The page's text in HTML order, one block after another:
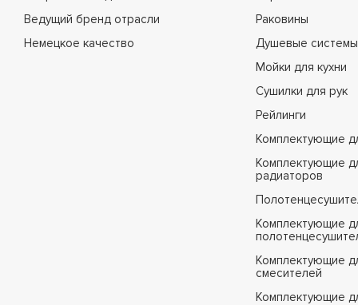
Ведущий бренд отрасли
Немецкое качество
Раковины
Душевые системы
Мойки для кухни
Сушилки для рук
Рейлинги
Комплектующие
Комплектующие
радиаторов
Комплектующие
Комплектующие
смесителей
Комплектующие